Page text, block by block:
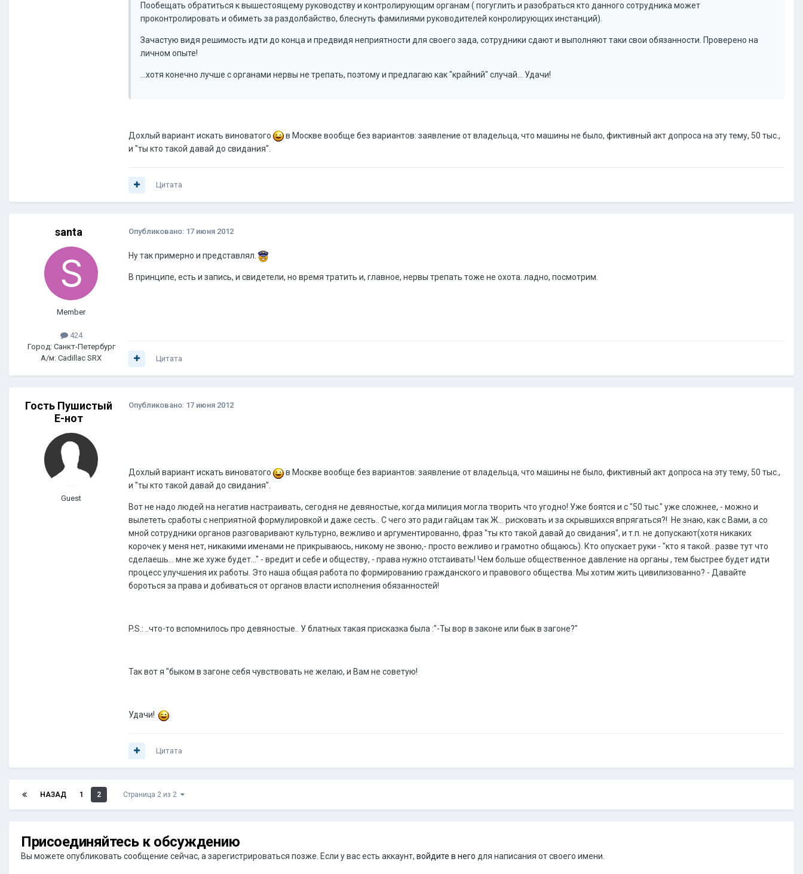
Пообещать обратиться к вышестоящему руководству и контролирующим органам ( погуглить и разобраться кто данного сотрудника может
проконтролировать и обиметь за раздолбайство, блеснуть фамилиями руководителей конролирующих инстанций).
Зачастую видя решимость идти до конца и предвидя неприятности для своего зада, сотрудники сдают и выполняют таки свои обязанности. Проверено на
личном опыте!
...хотя конечно лучше с органами нервы не трепать, поэтому и предлагаю как "крайний" случай... Удачи!
Дохлый вариант искать виноватого
в Москве вообще без вариантов: заявление от владельца, что машины не было, фиктивный акт допроса на эту тему, 50 тыс.,
и "ты кто такой давай до свидания".
Цитата
santa
Member
424
Город: Санкт-Петербург
А/м: Cadillac SRX
Опубликовано: 17 июня 2012
Ну так примерно и представлял.
В принципе, есть и запись, и свидетели, но время тратить и, главное, нервы трепать тоже не охота. ладно, посмотрим.
Цитата
Гость Пушистый
Е-нот
Guest
Опубликовано: 17 июня 2012
Дохлый вариант искать виноватого
в Москве вообще без вариантов: заявление от владельца, что машины не было, фиктивный акт допроса на эту тему, 50 тыс.,
и "ты кто такой давай до свидания".
Вот не надо людей на негатив настраивать, сегодня не девяностые, когда милиция могла творить что угодно! Уже боятся и с "50 тыс." уже сложнее, - можно и
вылететь сработы с неприятной формулировкой и даже сесть.. С чего это ради гайцам так Ж... рисковать и за скрывшихся впрягаться?! Не знаю, как с Вами, а со
мной сотрудники органов разговаривают культурно, вежливо и аргументированно, фраз "ты кто такой давай до свидания", и т.п. не допускают(хотя никаких
корочек у меня нет, никакими именами не прикрываюсь, никому не звоню,- просто вежливо и грамотно общаюсь). Кто опускает руки - "кто я такой.. разве тут что
сделаешь... мне же хуже будет..." - вредит и себе и обществу, - права нужно отстаивать! Чем больше общественное давление на органы , тем быстрее будет идти
процесс улучшения их работы. Это наша общая работа по формированию гражданского и правового общества. Мы хотим жить цивилизованно? - Давайте
бороться за права и добиваться от органов власти исполнения обязанностей!
P.S.: ..что-то вспомнилось про девяностые.. У блатных такая присказка была :"-Ты вор в законе или бык в загоне?"
Так вот я "быком в загоне себя чувствовать не желаю, и Вам не советую!
Удачи!
Цитата
НАЗАД 1 2 Страница 2 из 2
Присоединяйтесь к обсуждению
Вы можете опубликовать сообщение сейчас, а зарегистрироваться позже. Если у вас есть аккаунт, войдите в него для написания от своего имени.